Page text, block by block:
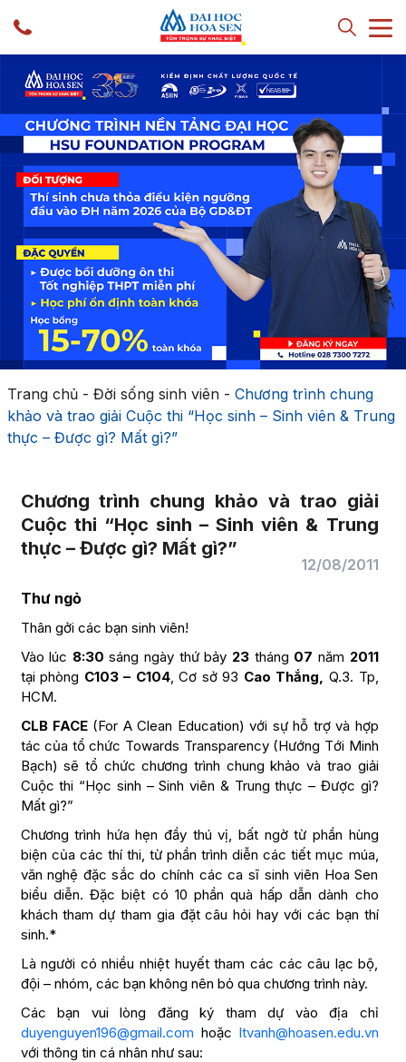
Trang chủ- Đời sống sinh viên- Chương trình chung
khảo và trao giải Cuộc thi “Học sinh – Sinh viên & Trung
thực – Được gì? Mất gì?”
Chương trình chung khảo và trao giải
Cuộc thi “Học sinh – Sinh viên & Trung
thực – Được gì? Mất gì?”
12/08/2011
Thư ngỏ
Thân gởi các bạn sinh viên!
Vào lúc 8:30sáng ngày thứ bảy 23tháng 07 năm 2011
tại phòng C103 – C104, Cơ sở 93 Cao Thắng, Q.3. Tp,
HCM.
CLB FACE (For A Clean Education) với sự hỗ trợ và hợp
tác của tổ chức Towards Transparency (Hướng Tới Minh
Bạch) sẽ tổ chức chương trình chung khảo và trao giải
Cuộc thi “Học sinh – Sinh viên & Trung thực – Được gì?
Mất gì?”
Chương trình hứa hẹn đầy thú vị, bất ngờ từ phần hùng
biện của các thí thi, từ phần trình diễn các tiết mục múa,
văn nghệ đặc sắc do chính các ca sĩ sinh viên Hoa Sen
biểu diễn. Đặc biệt có 10 phần quà hấp dẫn dành cho
khách tham dự tham gia đặt câu hỏi hay với các bạn thí
sinh.*
Là người có nhiều nhiệt huyết tham các các câu lạc bộ,
đội – nhóm, các bạn không nên bỏ qua chương trình này.
Các bạn vui lòng đăng ký tham dự vào địa chỉ
duyenguyen196@gmail.com hoặc ltvanh@hoasen.edu.vn
với thông tin cá nhân như sau: